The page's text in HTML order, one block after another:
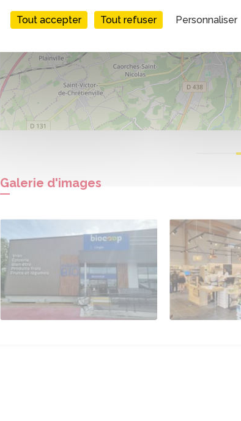
Galerie d'images
Tout accepter Tout refuser Personnaliser